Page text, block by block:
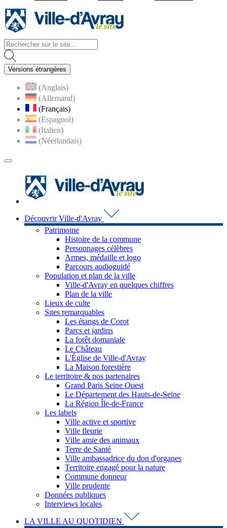
Versions étrangères
(Anglais)
(Allemand)
(Français)
(Espagnol)
(Italien)
(Néerlandais)
MENU
Découvrir Ville-d'Avray
Patrimoine
Histoire de la commune
Personnages célèbres
Armes, médaille et logo
Parcours audioguidé
Population et plan de la ville
Ville-d'Avray en quelques chiffres
Plan de la ville
Lieux de culte
Sites remarquables
Les étangs de Corot
Parcs et jardins
La forêt domaniale
Le Château
L'Église de Ville-d'Avray
La Maison forestière
Le territoire & nos partenaires
Grand Paris Seine Ouest
Le Département des Hauts-de-Seine
La Région Île-de-France
Les labels
Ville active et sportive
Ville fleurie
Ville amie des animaux
Terre de Santé
Ville ambassadrice du don d'organes
Territoire engagé pour la nature
Commune donneur
Ville prudente
Données publiques
Interviews locales
LA VILLE AU QUOTIDIEN